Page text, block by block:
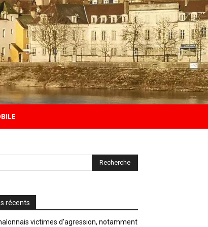
récents
victimes d’agression, notamment